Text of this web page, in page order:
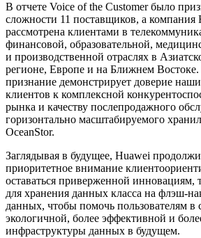
В отчете Voice of the Customer было
сложности 11 поставщиков, а компания
рассмотрена клиентами в
финансовой, образовательной,
и производственной отраслях в
регионе, Европе и на Ближнем
признание демонстрирует доверие
клиентов к комплексной
рынка и качеству послепродажного
горизонтально масштабируемого
OceanStor.
Заглядывая в будущее, Huawei
приоритетное внимание
оставаться приверженной инновациям,
для хранения данных класса на флэш-
данных, чтобы помочь пользователям в
экологичной, более эффективной и
инфраструктуры данных в будущем.